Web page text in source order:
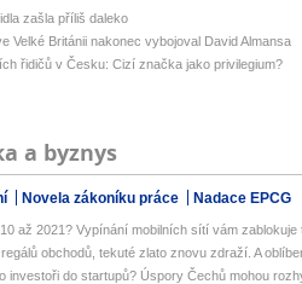
zašla příliš daleko
Velké Británii nakonec vybojoval David Almansa
řidičů v Česku: Cizí značka jako privilegium?
a byznys
Novela zákoníku práce Nadace EPCG
až 2021? Vypínání mobilních sítí vám zablokuje
obchodů, tekuté zlato znovu zdraží. A
investoři do startupů? Úspory Čechů mohou